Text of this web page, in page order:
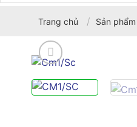
Trang chủ / Sản phẩm